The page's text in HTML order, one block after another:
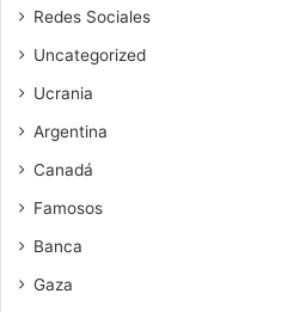
Redes Sociales
Uncategorized
Ucrania
Argentina
Canadá
Famosos
Banca
Gaza